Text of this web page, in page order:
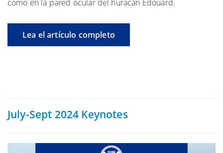
como en la pared ocular del huracán Edouard.
Lea el artículo completo
July-Sept 2024 Keynotes